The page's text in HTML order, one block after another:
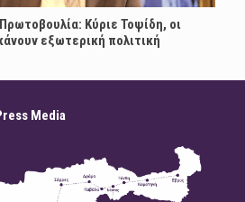
Κύριε Τοψίδη, οι
εξωτερική πολιτική
Media